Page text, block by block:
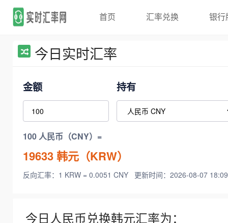
首页 汇率兑换 银行
今日实时汇率
金额 持有
100 人民币（CNY）=
19633韩元（KRW）
反向汇率：1 KRW = 0.0051 CNY 更新时间：2026-08-07
今日人民币兑换韩元汇率为：